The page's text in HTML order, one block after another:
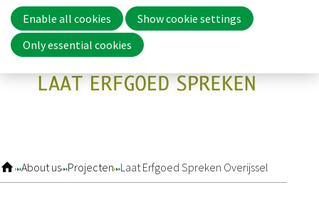
to
main
content
About us Projecten Laat Erfgoed Spreken Overijssel
Home
Enable all cookies
Show cookie settings
Only essential cookies